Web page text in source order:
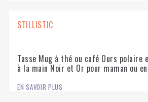
STILLISTIC
Tasse Mug à thé ou café Ours polaire
à la main Noir et Or pour maman ou
EN SAVOIR PLUS